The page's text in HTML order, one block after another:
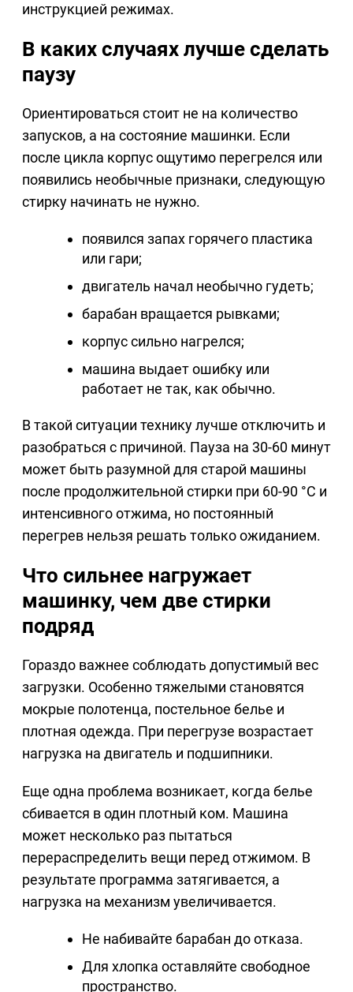
инструкцией режимах.
В каких случаях лучше сделать
паузу
Ориентироваться стоит не на количество
запусков, а на состояние машинки. Если
после цикла корпус ощутимо перегрелся или
появились необычные признаки, следующую
стирку начинать не нужно.
появился запах горячего пластика
или гари;
двигатель начал необычно гудеть;
барабан вращается рывками;
корпус сильно нагрелся;
машина выдает ошибку или
работает не так, как обычно.
В такой ситуации технику лучше отключить и
разобраться с причиной. Пауза на 30-60 минут
может быть разумной для старой машины
после продолжительной стирки при 60-90 °C и
интенсивного отжима, но постоянный
перегрев нельзя решать только ожиданием.
Что сильнее нагружает
машинку, чем две стирки
подряд
Гораздо важнее соблюдать допустимый вес
загрузки. Особенно тяжелыми становятся
мокрые полотенца, постельное белье и
плотная одежда. При перегрузе возрастает
нагрузка на двигатель и подшипники.
Еще одна проблема возникает, когда белье
сбивается в один плотный ком. Машина
может несколько раз пытаться
перераспределить вещи перед отжимом. В
результате программа затягивается, а
нагрузка на механизм увеличивается.
Не набивайте барабан до отказа.
Для хлопка оставляйте свободное
пространство.